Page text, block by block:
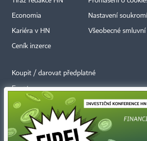
Economia
Kariéra v HN
Ceník inzerce
Nastavení soukromí
Všeobecné
Koupit / darovat předplatné
Eventy
Newslettery
RSS kanály